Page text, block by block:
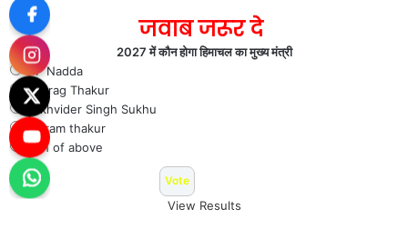
जवाब जरूर दे
2027 में कौन होगा हिमाचल का मुख्य मंत्री
J P Nadda
Anurag Thakur
Sukhvider Singh Sukhu
Jai ram thakur
Non of above
View Results